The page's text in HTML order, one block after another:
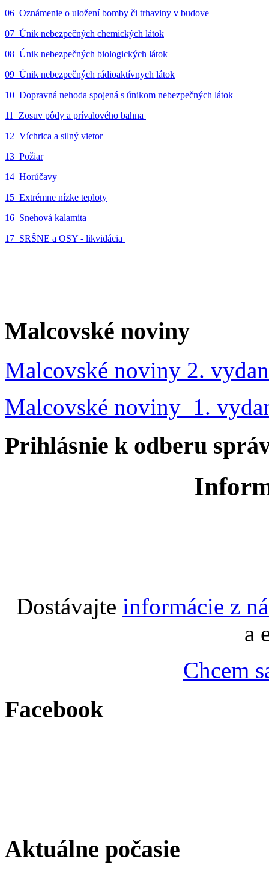
06_Oznámenie o uložení bomby či trhaviny v budove
07_Únik nebezpečných chemických látok
08_Únik nebezpečných biologických látok
09_Únik nebezpečných rádioaktívnych látok
10_Dopravná nehoda spojená s únikom nebezpečných látok
11_Zosuv pôdy a prívalového bahna
12_Víchrica a silný vietor
13_Požiar
14_Horúčavy
15_Extrémne nízke teploty
16_Snehová kalamita
17_SRŠNE a OSY - likvidácia
Malcovské noviny
Malcovské noviny 2.
Malcovské noviny 1.
Prihlásnie k odberu
Dostávajte informácie z
a
Chcem
Facebook
Aktuálne počasie